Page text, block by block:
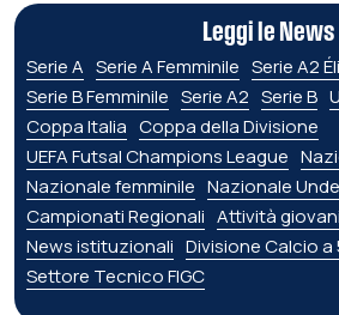
Leggi le News
Serie A Serie A Femminile Serie A2
Serie B Femminile Serie A2 Serie B
Coppa Italia Coppa della Divisione
UEFA Futsal Champions League
Nazionale femminile Nazionale
Campionati Regionali Attività
News istituzionali Divisione Calcio a
Settore Tecnico FIGC